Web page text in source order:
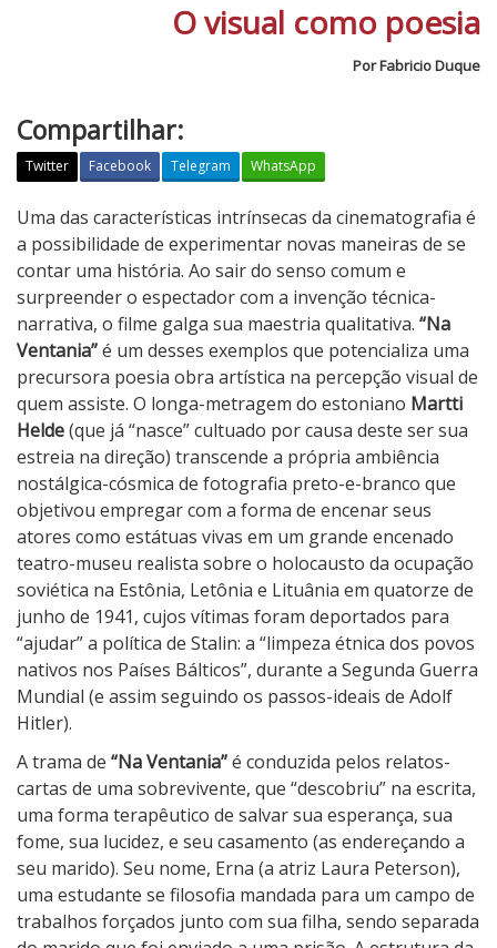
O visual como poesia
Por Fabricio Duque
Compartilhar:
Twitter Facebook Telegram WhatsApp
N
a
V
e
n
t
a
n
i
a
Uma das características intrínsecas da cinematografia é
a possibilidade de experimentar novas maneiras de se
contar uma história. Ao sair do senso comum e
surpreender o espectador com a invenção técnica-
narrativa, o filme galga sua maestria qualitativa. “Na
Ventania”é um desses exemplos que potencializa uma
precursora poesia obra artística na percepção visual de
quem assiste. O longa-metragem do estoniano Martti
Helde(que já “nasce” cultuado por causa deste ser sua
estreia na direção) transcende a própria ambiência
nostálgica-cósmica de fotografia preto-e-branco que
objetivou empregar com a forma de encenar seus
atores como estátuas vivas em um grande encenado
teatro-museu realista sobre o holocausto da ocupação
soviética na Estônia, Letônia e Lituânia em quatorze de
junho de 1941, cujos vítimas foram deportados para
“ajudar” a política de Stalin: a “limpeza étnica dos povos
nativos nos Países Bálticos”, durante a Segunda Guerra
Mundial (e assim seguindo os passos-ideais de Adolf
Hitler).
A trama de “Na Ventania”é conduzida pelos relatos-
cartas de uma sobrevivente, que “descobriu” na escrita,
uma forma terapêutico de salvar sua esperança, sua
fome, sua lucidez, e seu casamento (as endereçando a
seu marido). Seu nome, Erna (a atriz Laura Peterson),
uma estudante se filosofia mandada para um campo de
trabalhos forçados junto com sua filha, sendo separada